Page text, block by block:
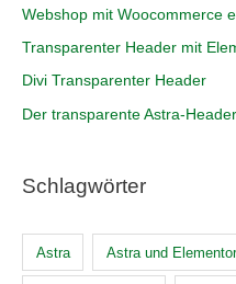
Webshop mit Woocommerce
Transparenter Header mit
Divi Transparenter Header
Der transparente Astra-Header
Schlagwörter
Astra Astra und